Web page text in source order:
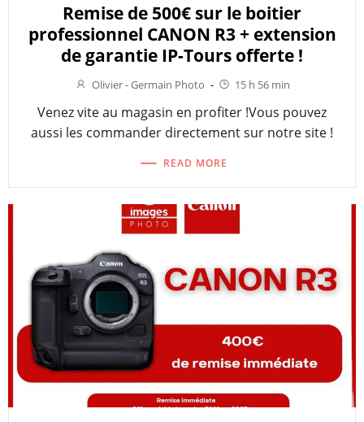
Remise de 500€ sur le boitier
professionnel CANON R3 + extension
de garantie IP-Tours offerte !
Olivier - Germain Photo - 15 h 56 min
Venez vite au magasin en profiter !Vous pouvez
aussi les commander directement sur notre site !
READ MORE